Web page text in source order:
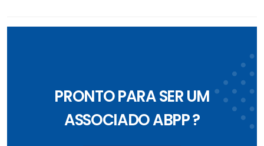
PRONTO PARA SER UM
ASSOCIADO ABPP ?